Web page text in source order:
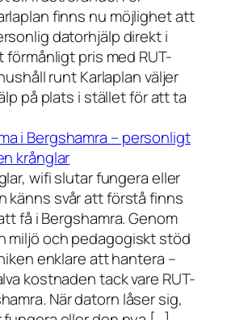
finns nu möjlighet att
datorhjälp direkt i
pris med RUT-
runt Karlaplan väljer
på plats i stället för att ta
i Bergshamra – personligt
krånglar
wifi slutar fungera eller
känns svår att förstå finns
få i Bergshamra. Genom
miljö och pedagogiskt stöd
enklare att hantera –
kostnaden tack vare RUT-
När datorn låser sig,